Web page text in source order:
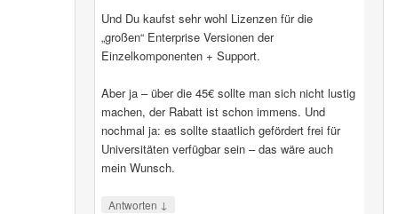
Und Du kaufst sehr wohl Lizenzen für die
„großen“ Enterprise Versionen der
Einzelkomponenten + Support.
Aber ja – über die 45€ sollte man sich nicht lustig
machen, der Rabatt ist schon immens. Und
nochmal ja: es sollte staatlich gefördert frei für
Universitäten verfügbar sein – das wäre auch
mein Wunsch.
Antworten ↓